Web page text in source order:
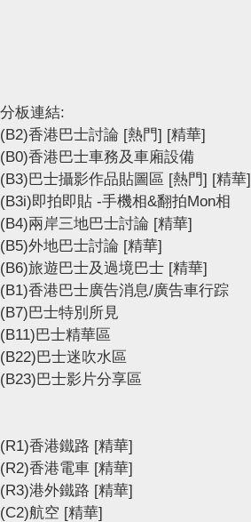
分板連結:
(B2)香港巴士討論 [熱門] [精華]
(B0)香港巴士車務及車廂設備
(B3)巴士攝影作品貼圖區 [熱門] [精華]
(B3i)即拍即貼 -手機相&翻拍Mon相
(B4)兩岸三地巴士討論 [精華]
(B5)外地巴士討論 [精華]
(B6)旅遊巴士及過境巴士 [精華]
(B1)香港巴士廣告消息/廣告車行踪
(B7)巴士特別所見
(B11)巴士精華區
(B22)巴士迷吹水區
(B23)巴士影片分享區
(R1)香港鐵路 [精華]
(R2)香港電車 [精華]
(R3)港外鐵路 [精華]
(C2)航空 [精華]